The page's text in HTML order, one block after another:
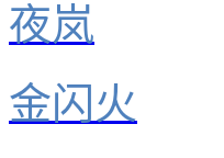
夜岚
金闪火